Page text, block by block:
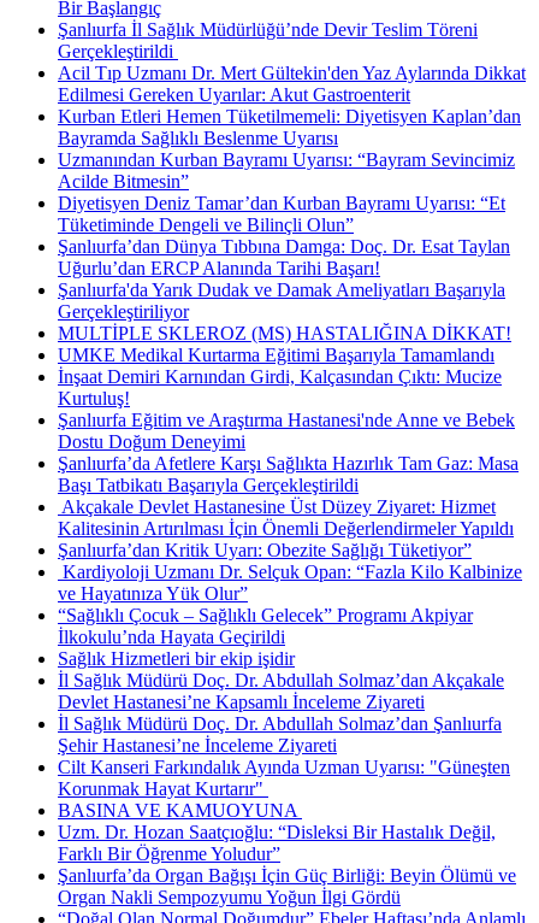
Bir Başlangıç
Şanlıurfa İl Sağlık Müdürlüğü’nde Devir Teslim Töreni
Gerçekleştirildi ​
Acil Tıp Uzmanı Dr. Mert Gültekin'den Yaz Aylarında Dikkat
Edilmesi Gereken Uyarılar: Akut Gastroenterit
Kurban Etleri Hemen Tüketilmemeli: Diyetisyen Kaplan’dan
Bayramda Sağlıklı Beslenme Uyarısı
Uzmanından Kurban Bayramı Uyarısı: “Bayram Sevincimiz
Acilde Bitmesin”
Diyetisyen Deniz Tamar’dan Kurban Bayramı Uyarısı: “Et
Tüketiminde Dengeli ve Bilinçli Olun”
Şanlıurfa’dan Dünya Tıbbına Damga: Doç. Dr. Esat Taylan
Uğurlu’dan ERCP Alanında Tarihi Başarı!
Şanlıurfa'da Yarık Dudak ve Damak Ameliyatları Başarıyla
Gerçekleştiriliyor
MULTİPLE SKLEROZ (MS) HASTALIĞINA DİKKAT!
UMKE Medikal Kurtarma Eğitimi Başarıyla Tamamlandı
İnşaat Demiri Karnından Girdi, Kalçasından Çıktı: Mucize
Kurtuluş!
Şanlıurfa Eğitim ve Araştırma Hastanesi'nde Anne ve Bebek
Dostu Doğum Deneyimi
Şanlıurfa’da Afetlere Karşı Sağlıkta Hazırlık Tam Gaz: Masa
Başı Tatbikatı Başarıyla Gerçekleştirildi
​ Akçakale Devlet Hastanesine Üst Düzey Ziyaret: Hizmet
Kalitesinin Artırılması İçin Önemli Değerlendirmeler Yapıldı
Şanlıurfa’dan Kritik Uyarı: Obezite Sağlığı Tüketiyor”
​ Kardiyoloji Uzmanı Dr. Selçuk Opan: “Fazla Kilo Kalbinize
ve Hayatınıza Yük Olur”
“Sağlıklı Çocuk – Sağlıklı Gelecek” Programı Akpiyar
İlkokulu’nda Hayata Geçirildi
Sağlık Hizmetleri bir ekip işidir
İl Sağlık Müdürü Doç. Dr. Abdullah Solmaz’dan Akçakale
Devlet Hastanesi’ne Kapsamlı İnceleme Ziyareti
İl Sağlık Müdürü Doç. Dr. Abdullah Solmaz’dan Şanlıurfa
Şehir Hastanesi’ne İnceleme Ziyareti
Cilt Kanseri Farkındalık Ayında Uzman Uyarısı: "Güneşten
Korunmak Hayat Kurtarır" ​
BASINA VE KAMUOYUNA ​
Uzm. Dr. Hozan Saatçıoğlu: “Disleksi Bir Hastalık Değil,
Farklı Bir Öğrenme Yoludur”
Şanlıurfa’da Organ Bağışı İçin Güç Birliği: Beyin Ölümü ve
Organ Nakli Sempozyumu Yoğun İlgi Gördü
“Doğal Olan Normal Doğumdur” Ebeler Haftası’nda Anlamlı